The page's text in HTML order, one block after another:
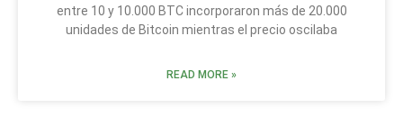
entre 10 y 10.000 BTC incorporaron más de 20.000
unidades de Bitcoin mientras el precio oscilaba
READ MORE »